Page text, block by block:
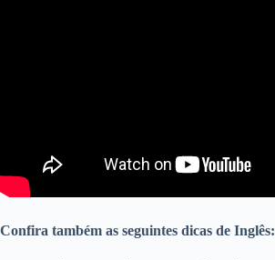
Confira também as seguintes dicas de Inglês: